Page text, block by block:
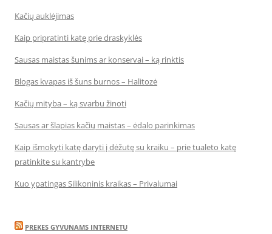
Kačių auklėjimas
Kaip pripratinti katę prie draskyklės
Sausas maistas šunims ar konservai – ką rinktis
Blogas kvapas iš šuns burnos – Halitozė
Kačių mityba – ką svarbu žinoti
Sausas ar šlapias kačių maistas – ėdalo parinkimas
Kaip išmokyti katę daryti į dėžutę su kraiku – prie tualeto katę
pratinkite su kantrybe
Kuo ypatingas Silikoninis kraikas – Privalumai
PREKES GYVUNAMS INTERNETU